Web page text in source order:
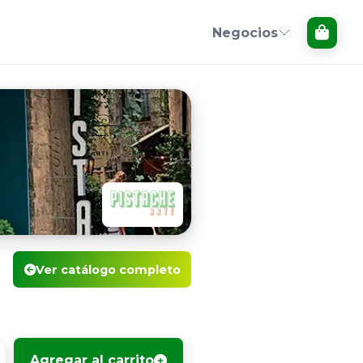
Negocios
Ver catálogo completo